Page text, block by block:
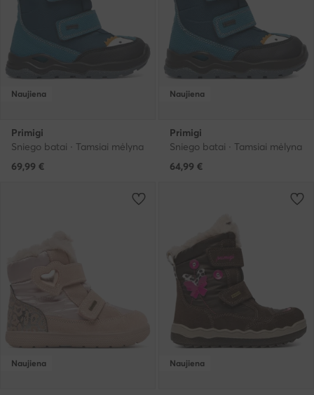
Naujiena
Primigi
Sniego batai · Tamsiai mėlyna
69,99 €
Naujiena
Primigi
Sniego batai · Tamsiai mėlyna
64,99 €
Naujiena Naujiena